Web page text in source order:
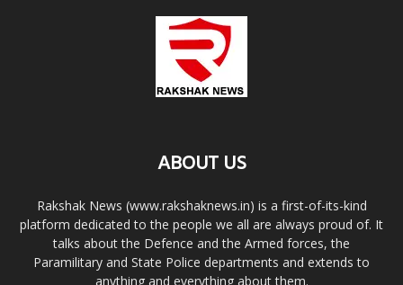
ABOUT US
Rakshak News (www.rakshaknews.in) is a first-of-its-kind
platform dedicated to the people we all are always proud of. It
talks about the Defence and the Armed forces, the
Paramilitary and State Police departments and extends to
anything and everything about them.